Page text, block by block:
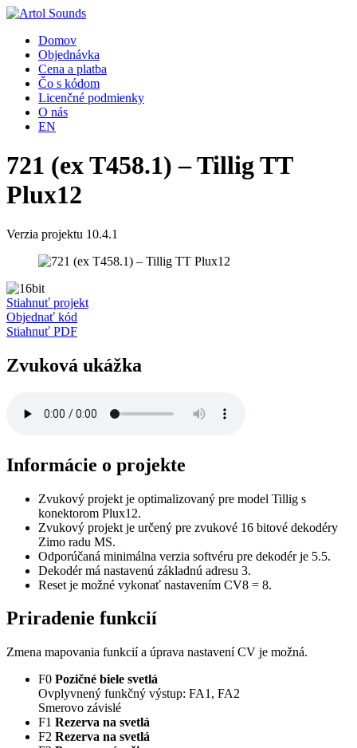
Domov
Objednávka
Cena a platba
Čo s kódom
Licenčné podmienky
O nás
EN
721 (ex T458.1) – Tillig TT
Plux12
Verzia projektu 10.4.1
Stiahnuť projekt
Objednať kód
Stiahnuť PDF
Zvuková ukážka
Informácie o projekte
Zvukový projekt je optimalizovaný pre model Tillig s
konektorom Plux12.
Zvukový projekt je určený pre zvukové 16 bitové dekodéry
Zimo radu MS.
Odporúčaná minimálna verzia softvéru pre dekodér je 5.5.
Dekodér má nastavenú základnú adresu 3.
Reset je možné vykonať nastavením CV8 = 8.
Priradenie funkcií
Zmena mapovania funkcií a úprava nastavení CV je možná.
F0 Pozičné biele svetlá
Ovplyvnený funkčný výstup: FA1, FA2
Smerovo závislé
F1 Rezerva na svetlá
F2 Rezerva na svetlá